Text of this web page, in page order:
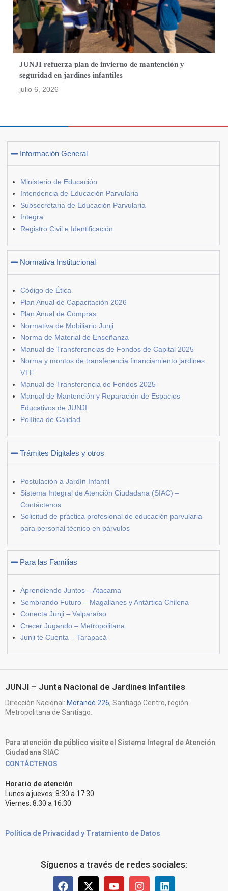
JUNJI refuerza plan de invierno de mantención y
seguridad en jardines infantiles
julio 6, 2026
Información General
Ministerio de Educación
Intendencia de Educación Parvularia
Subsecretaria de Educación Parvularia
Integra
Registro Civil e Identificación
Normativa Institucional
Código de Ética
Plan Anual de Capacitación 2026
Plan Anual de Compras
Normativa de Mobiliario Junji
Norma de Material de Enseñanza
Manual de Transferencias de Fondos de Capital 2025
Norma y montos de transferencia financiamiento jardines
VTF
Manual de Transferencia de Fondos 2025
Manual de Mantención y Reparación de Espacios
Educativos de JUNJI
Política de Calidad
Trámites Digitales y otros
Postulación a Jardín Infantil
Sistema Integral de Atención Ciudadana (SIAC) –
Contáctenos
Solicitud de práctica profesional de educación parvularia
para personal técnico en párvulos
Para las Familias
Aprendiendo Juntos – Atacama
Sembrando Futuro – Magallanes y Antártica Chilena
Conecta Junji – Valparaíso
Crecer Jugando – Metropolitana
Junji te Cuenta – Tarapacá
JUNJI – Junta Nacional de Jardines Infantiles
Dirección Nacional: Morandé 226, Santiago Centro, región
Metropolitana de Santiago.
Para atención de público visite el Sistema Integral de Atención
Ciudadana SIAC
CONTÁCTENOS
Horario de atención
Lunes a jueves: 8:30 a 17:30
Viernes: 8:30 a 16:30
Política de Privacidad y Tratamiento de Datos
Síguenos a través de redes sociales: